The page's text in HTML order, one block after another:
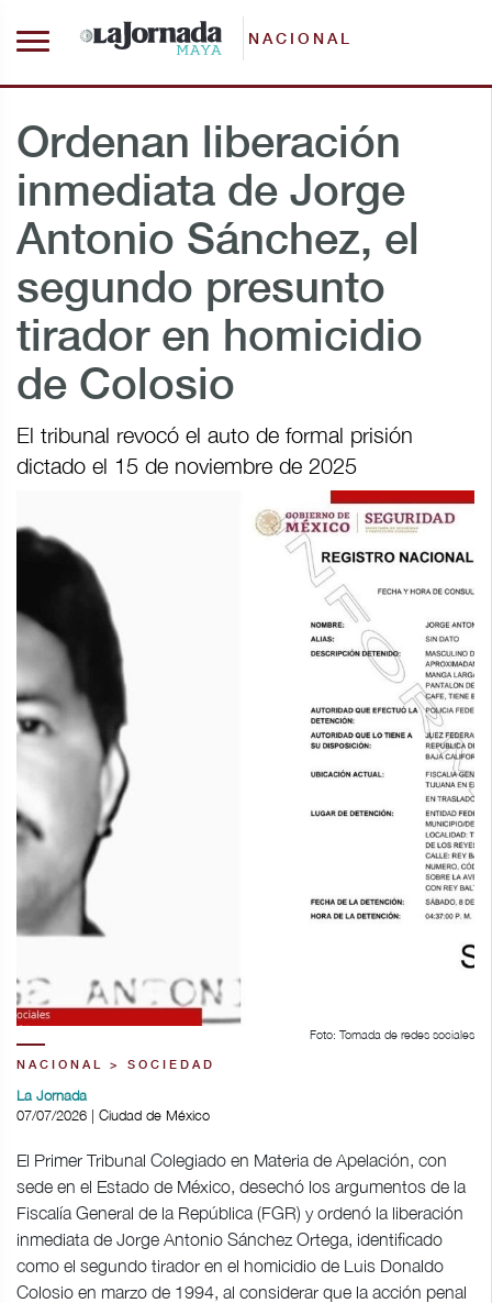
NACIONAL
Ordenan liberación
inmediata de Jorge
Antonio Sánchez, el
segundo presunto
tirador en homicidio
de Colosio
El tribunal revocó el auto de formal prisión
dictado el 15 de noviembre de 2025
Foto: Tomada de redes sociales
NACIONAL > SOCIEDAD
La Jornada
07/07/2026 | Ciudad de México
El Primer Tribunal Colegiado en Materia de Apelación, con
sede en el Estado de México, desechó los argumentos de la
Fiscalía General de la República (FGR) y ordenó la liberación
inmediata de Jorge Antonio Sánchez Ortega, identificado
como el segundo tirador en el homicidio de Luis Donaldo
Colosio en marzo de 1994, al considerar que la acción penal